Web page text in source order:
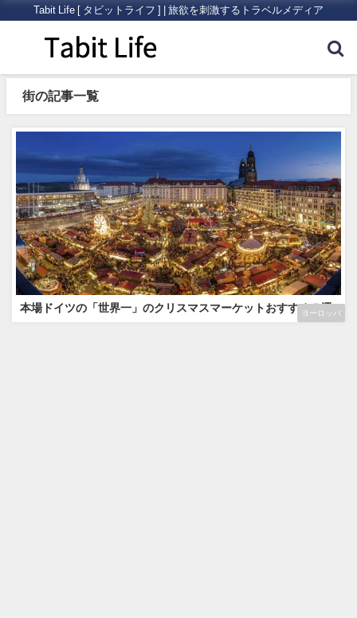
Tabit Life [ タビットライフ ] | 旅欲を刺激するトラベルメディア
街の記事一覧
ヨーロッパ
本場ドイツの「世界一」のクリスマスマーケットおすすめ５選